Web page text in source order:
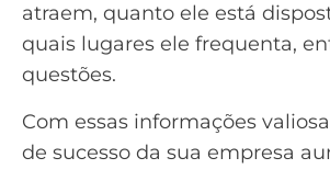
atraem, quanto ele está
quais lugares ele frequenta,
questões.
Com essas informações
de sucesso da sua empresa